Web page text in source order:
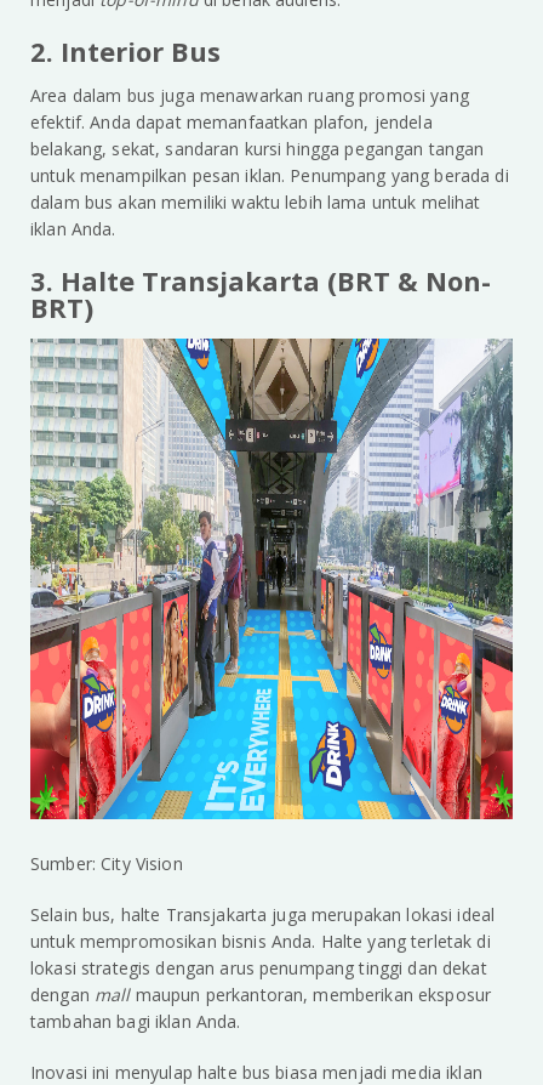
2. Interior Bus
Area dalam bus juga menawarkan ruang promosi yang
efektif. Anda dapat memanfaatkan plafon, jendela
belakang, sekat, sandaran kursi hingga pegangan tangan
untuk menampilkan pesan iklan. Penumpang yang berada di
dalam bus akan memiliki waktu lebih lama untuk melihat
iklan Anda.
3. Halte Transjakarta (BRT & Non-
BRT)
Sumber: City Vision
Selain bus, halte Transjakarta juga merupakan lokasi ideal
untuk mempromosikan bisnis Anda. Halte yang terletak di
lokasi strategis dengan arus penumpang tinggi dan dekat
dengan mall maupun perkantoran, memberikan eksposur
tambahan bagi iklan Anda.
Inovasi ini menyulap halte bus biasa menjadi media iklan